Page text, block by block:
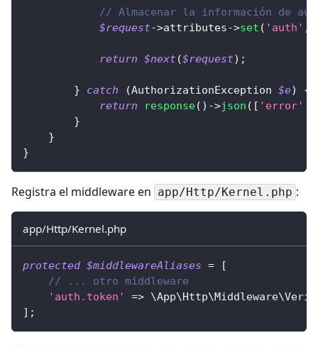
// Almacenar la información de
$request->attributes->set ( 'auth' ,
return $next($request) ;
} catch (AuthorizationException $e)
{
return
response( ) ->json ( [ 'error'
}
}
}
Registra el middleware en app/Http/Kernel.php :
app/Http/Kernel.php
protected $middlewareAliases =
[
// ... otro middleware
'auth.token'
=> \App\Http\Middleware\
] ;